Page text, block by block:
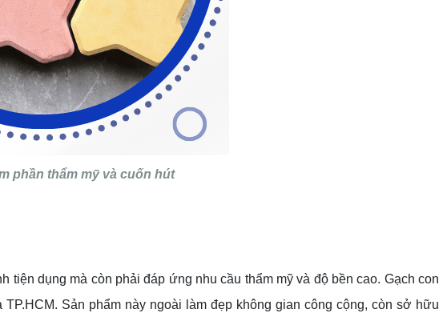
phần thẩm mỹ và cuốn hút
dụng mà còn phải đáp ứng nhu cầu thẩm mỹ và độ bền cao. Gạch con
Sản phẩm này ngoài làm đẹp không gian công cộng, còn sở hữu